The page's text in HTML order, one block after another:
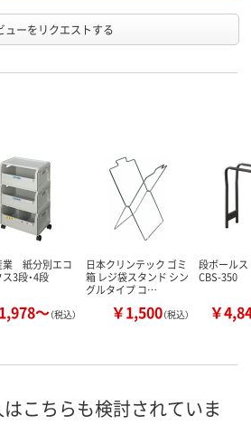
ューをリクエストする
業 紙分別エコ
3段・4段
～（税込）
日本クリンテック ゴミ
箱 レジ袋スタンド シン
グルタイプ コ…
￥1,500（税込）
段ボール
CBS-350
￥
こちらも検討されていま